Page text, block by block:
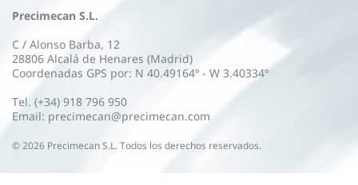
Precimecan S.L.
C / Alonso Barba, 12
28806 Alcalá de Henares (Madrid)
Coordenadas GPS por: N 40.49164º - W 3.40334º
Tel. (+34) 918 796 950
Email: precimecan@precimecan.com
©2026 Precimecan S.L. Todos los derechos reservados.